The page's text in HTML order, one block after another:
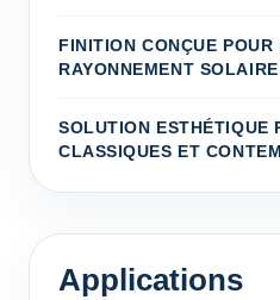
FINITION CONÇUE POUR
RAYONNEMENT
SOLUTION ESTHÉTIQUE
CLASSIQUES ET
Applications